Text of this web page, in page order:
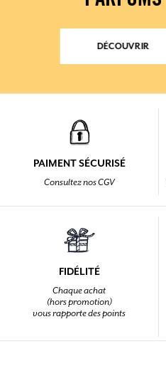
DÉCOUVRIR
PAIMENT SÉCURISÉ
Consultez nos CGV
FIDÉLITÉ
Chaque achat
(hors promotion)
vous rapporte des points